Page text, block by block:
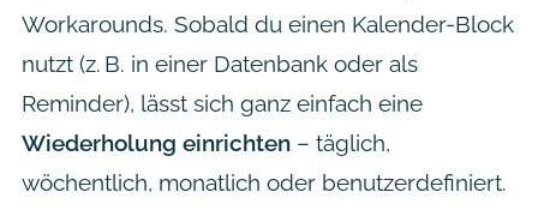
Workarounds. Sobald du einen Kalender-Block
nutzt (z. B. in einer Datenbank oder als
Reminder), lässt sich ganz einfach eine
Wiederholung einrichten– täglich,
wöchentlich, monatlich oder benutzerdefiniert.